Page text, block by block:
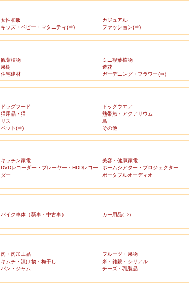
女性和服 カジュアル
キッズ・ベビー・マタニティ(⇒) ファッション(⇒)
観葉植物 ミニ観葉植物
果樹 造花
住宅建材 ガーデニング・フラワー(⇒)
ドッグフード ドッグウエア
猫用品・猫 熱帯魚・アクアリウム
リス 鳥
ペット(⇒) その他
キッチン家電 美容・健康家電
DVDレコーダー・プレーヤー・HDDレコー
ダー
ホームシアター・プロジェクター
ポータブルオーディオ
バイク車体（新車・中古車） カー用品(⇒)
肉・肉加工品 フルーツ・果物
キムチ・漬け物・梅干し 米・雑穀・シリアル
パン・ジャム チーズ・乳製品